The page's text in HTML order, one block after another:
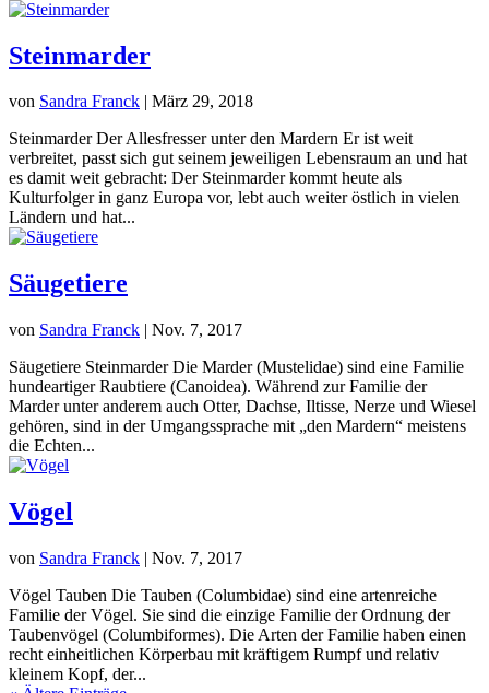
Steinmarder
von Sandra Franck | März 29, 2018
Steinmarder Der Allesfresser unter den Mardern Er ist weit
verbreitet, passt sich gut seinem jeweiligen Lebensraum an und hat
es damit weit gebracht: Der Steinmarder kommt heute als
Kulturfolger in ganz Europa vor, lebt auch weiter östlich in vielen
Ländern und hat...
Säugetiere
von Sandra Franck | Nov. 7, 2017
Säugetiere Steinmarder Die Marder (Mustelidae) sind eine Familie
hundeartiger Raubtiere (Canoidea). Während zur Familie der
Marder unter anderem auch Otter, Dachse, Iltisse, Nerze und Wiesel
gehören, sind in der Umgangssprache mit „den Mardern“ meistens
die Echten...
Vögel
von Sandra Franck | Nov. 7, 2017
Vögel Tauben Die Tauben (Columbidae) sind eine artenreiche
Familie der Vögel. Sie sind die einzige Familie der Ordnung der
Taubenvögel (Columbiformes). Die Arten der Familie haben einen
recht einheitlichen Körperbau mit kräftigem Rumpf und relativ
kleinem Kopf, der...